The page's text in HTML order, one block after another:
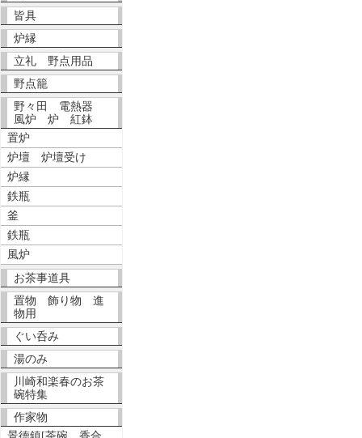
皆具
炉縁
立礼 野点用品
野点籠
野々田 電熱器
風炉 炉 紅鉢
置炉
炉壇 炉壇受け
炉縁
鉄瓶
釜
鉄瓶
風炉
お茶事道具
置物 飾り物 進
物用
ぐい呑み
湯のみ
川崎和楽春のお茶
碗特集
作家物